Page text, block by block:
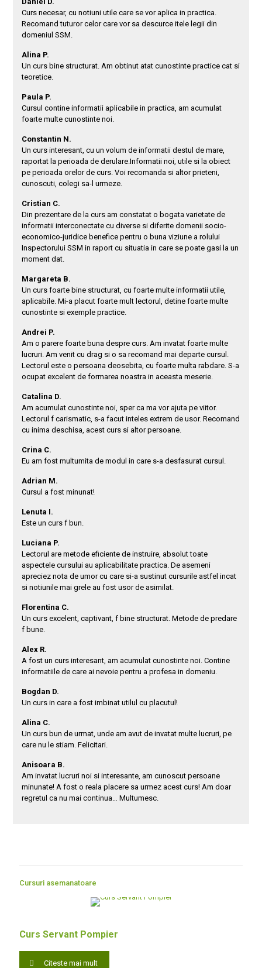
Curs necesar, cu notiuni utile care se vor aplica in practica.
Recomand tuturor celor care vor sa descurce itele legii din
domeniul SSM.
Alina P.
Un curs bine structurat. Am obtinut atat cunostinte practice cat si
teoretice.
Paula P.
Cursul contine informatii aplicabile in practica, am acumulat
foarte multe cunostinte noi.
Constantin N.
Un curs interesant, cu un volum de informatii destul de mare,
raportat la perioada de derulare.Informatii noi, utile si la obiect
pe perioada orelor de curs. Voi recomanda si altor prieteni,
cunoscuti, colegi sa-l urmeze.
Cristian C.
Din prezentare de la curs am constatat o bogata varietate de
informatii interconectate cu diverse si diferite domenii socio-
economico-juridice benefice pentru o buna viziune a rolului
Inspectorului SSM in raport cu situatia in care se poate gasi la un
moment dat.
Margareta B.
Un curs foarte bine structurat, cu foarte multe informatii utile,
aplicabile. Mi-a placut foarte mult lectorul, detine foarte multe
cunostinte si exemple practice.
Andrei P.
Am o parere foarte buna despre curs. Am invatat foarte multe
lucruri. Am venit cu drag si o sa recomand mai departe cursul.
Lectorul este o persoana deosebita, cu foarte multa rabdare. S-a
ocupat excelent de formarea noastra in aceasta meserie.
Catalina D.
Am acumulat cunostinte noi, sper ca ma vor ajuta pe viitor.
Lectorul f carismatic, s-a facut inteles extrem de usor. Recomand
cu inima deschisa, acest curs si altor persoane.
Crina C.
Eu am fost multumita de modul in care s-a desfasurat cursul.
Adrian M.
Cursul a fost minunat!
Lenuta I.
Este un curs f bun.
Luciana P.
Lectorul are metode eficiente de instruire, absolut toate
aspectele cursului au aplicabilitate practica. De asemeni
apreciez nota de umor cu care si-a sustinut cursurile astfel incat
si notiunile mai grele au fost usor de asimilat.
Florentina C.
Un curs excelent, captivant, f bine structurat. Metode de predare
f bune.
Alex R.
A fost un curs interesant, am acumulat cunostinte noi. Contine
informatiile de care ai nevoie pentru a profesa in domeniu.
Bogdan D.
Un curs in care a fost imbinat utilul cu placutul!
Alina C.
Un curs bun de urmat, unde am avut de invatat multe lucruri, pe
care nu le stiam. Felicitari.
Anisoara B.
Am invatat lucruri noi si interesante, am cunoscut persoane
minunate! A fost o reala placere sa urmez acest curs! Am doar
regretul ca nu mai continua… Multumesc.
Cursuri asemanatoare
Curs Servant Pompier
Citeste mai mult